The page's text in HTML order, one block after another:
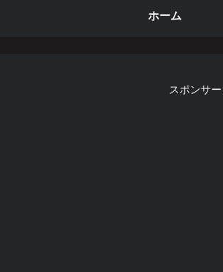
ホーム
スポンサ